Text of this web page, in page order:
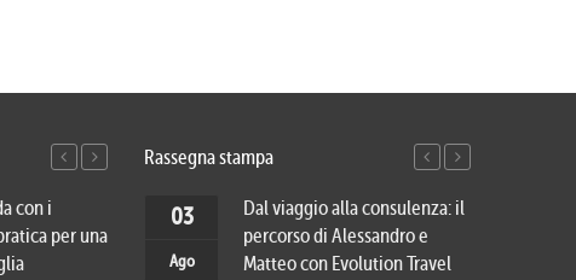
con i
per una
Viaggio di nozze in Vietnam e
Cambogia: dai luoghi più
romantici del Sud-Est asiatico
20
Rassegna stampa
03
Ago
Dal viaggio alla consulenza: il
percorso di Alessandro e
Matteo con Evolution Travel